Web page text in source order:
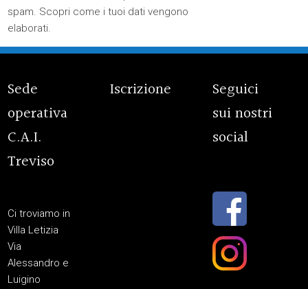
spam. Scopri come i tuoi dati vengono
elaborati.
Sede
operativa
C.A.I.
Treviso
Ci troviamo in
Villa Letizia
Via
Alessandro e
Luigino
Iscrizione
Seguici
sui nostri
social